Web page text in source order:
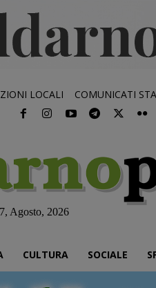
LOCALI COMUNICATI
Agosto, 2026
CULTURA SOCIALE